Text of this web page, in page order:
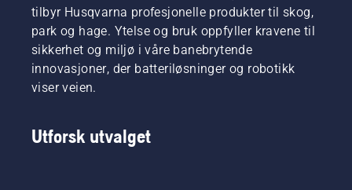
er
Husqvarna
Group
rangert
som
nummer
kategorien
Personlige
tilbyr Husqvarna profesjonelle produkter til skog,
park og hage. Ytelse og bruk oppfyller kravene til
sikkerhet og miljø i våre banebrytende
innovasjoner, der batteriløsninger og robotikk
viser veien.
Utforsk utvalget